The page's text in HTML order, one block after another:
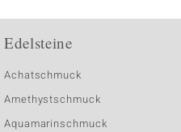
Edelsteine
Achatschmuck
Amethystschmuck
Aquamarinschmuck